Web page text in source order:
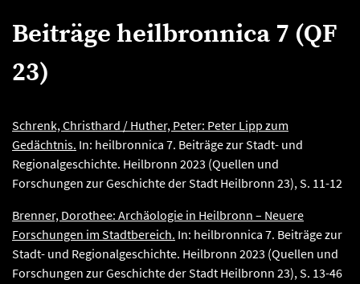
Beiträge heilbronnica 7 (QF
23)
Schrenk, Christhard / Huther, Peter: Peter Lipp zum
Gedächtnis. In: heilbronnica 7. Beiträge zur Stadt- und
Regionalgeschichte. Heilbronn 2023 (Quellen und
Forschungen zur Geschichte der Stadt Heilbronn 23), S. 11-12
Brenner, Dorothee: Archäologie in Heilbronn – Neuere
Forschungen im Stadtbereich. In: heilbronnica 7. Beiträge zur
Stadt- und Regionalgeschichte. Heilbronn 2023 (Quellen und
Forschungen zur Geschichte der Stadt Heilbronn 23), S. 13-46